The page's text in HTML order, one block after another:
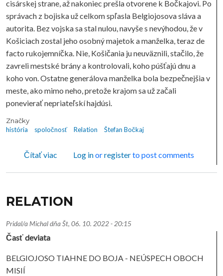
cisárskej strane, až nakoniec prešla otvorene k Bočkajovi. Po
správach z bojiska už celkom spľasla Belgiojosova sláva a
autorita. Bez vojska sa stal nulou, navyše s nevýhodou, že v
Košiciach zostal jeho osobný majetok a manželka, teraz de
facto rukojemníčka. Nie, Košičania ju neuväznili, stačilo, že
zavreli mestské brány a kontrolovali, koho púšťajú dnu a
koho von. Ostatne generálova manželka bola bezpečnejšia v
meste, ako mimo neho, pretože krajom sa už začali
ponevierať nepriateľskí hajdúsi.
Značky
história
spoločnosť Relation Štefan Bočkaj
Čítať viaco RELATION
Log inorregisterto post comments
RELATION
Pridal/a MichaldňaŠt, 06. 10. 2022 - 20:15
Časť deviata
BELGIOJOSO TIAHNE DO BOJA - NEÚSPECH OBOCH
MISIÍ